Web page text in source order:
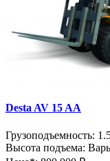
Desta AV 15 AA
Грузоподъемность:
Высота подъема: